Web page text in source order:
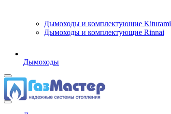
Дымоходы и комплектующие Kiturami
Дымоходы и комплектующие Rinnai
Дымоходы